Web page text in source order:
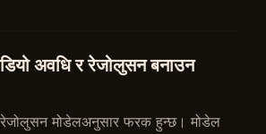
अवधि र रेजोलुसन बनाउन
मोडेलअनुसार फरक हुन्छ। मोडेल